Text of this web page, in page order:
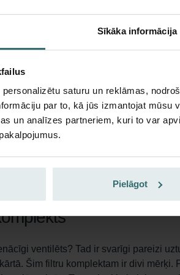
Sīkāka informācija
saturu un reklāmas,
par to, kā jūs izmantojat mūsu
un analīzes partneriem, kuri to var
Pielāgot
Sistēmas
pārliecinieties, ka jums ir sākuma
tieši to, kas nepieciešams,
tiek atfiltrētas, pirms gaiss
gaisu jūsu mājās nepatīkamu.
ventilēts? Tad ir svarīgi pareizi
Šim filtru komplektam ir divi